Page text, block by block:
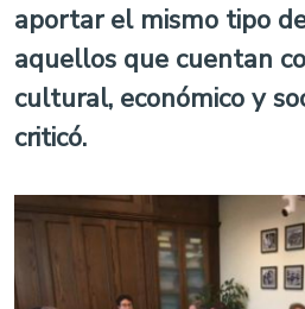
aportar el mismo tipo
aquellos que cuentan
cultural, económico y
criticó.